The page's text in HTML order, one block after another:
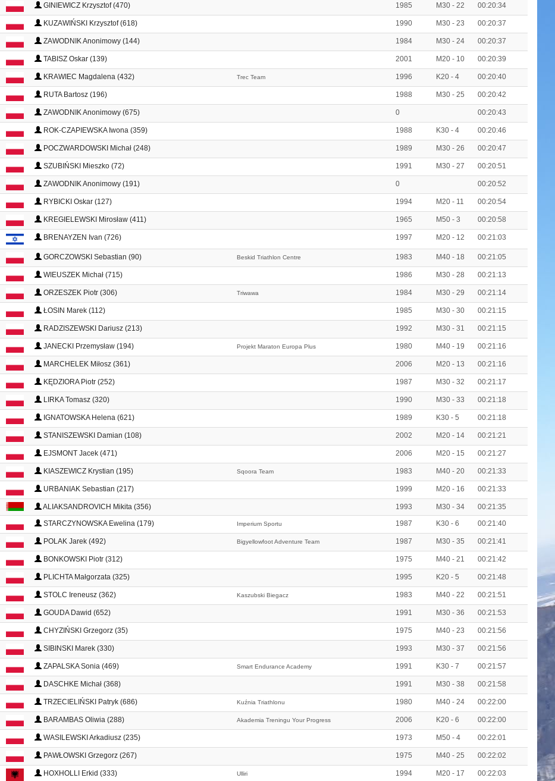
GINIEWICZ Krzysztof (470) 1985 M30 - 22 00:20:34
KUZAWIŃSKI Krzysztof (618) 1990 M30 - 23 00:20:37
ZAWODNIK Anonimowy (144) 1984 M30 - 24 00:20:37
TABISZ Oskar (139) 2001 M20 - 10 00:20:39
KRAWIEC Magdalena (432) Trec Team 1996 K20 - 4 00:20:40
RUTA Bartosz (196) 1988 M30 - 25 00:20:42
ZAWODNIK Anonimowy (675) 0 00:20:43
ROK-CZAPIEWSKA Iwona (359) 1988 K30 - 4 00:20:46
POCZWARDOWSKI Michał (248) 1989 M30 - 26 00:20:47
SZUBIŃSKI Mieszko (72) 1991 M30 - 27 00:20:51
ZAWODNIK Anonimowy (191) 0 00:20:52
RYBICKI Oskar (127) 1994 M20 - 11 00:20:54
KREGIELEWSKI Mirosław (411) 1965 M50 - 3 00:20:58
BRENAYZEN Ivan (726) 1997 M20 - 12 00:21:03
GORCZOWSKI Sebastian (90) Beskid Triathlon Centre 1983 M40 - 18 00:21:05
WIEUSZEK Michał (715) 1986 M30 - 28 00:21:13
ORZESZEK Piotr (306) Triwawa 1984 M30 - 29 00:21:14
ŁOSIN Marek (112) 1985 M30 - 30 00:21:15
RADZISZEWSKI Dariusz (213) 1992 M30 - 31 00:21:15
JANECKI Przemysław (194) Projekt Maraton Europa Plus 1980 M40 - 19 00:21:16
MARCHELEK Miłosz (361) 2006 M20 - 13 00:21:16
KĘDZIORA Piotr (252) 1987 M30 - 32 00:21:17
LIRKA Tomasz (320) 1990 M30 - 33 00:21:18
IGNATOWSKA Helena (621) 1989 K30 - 5 00:21:18
STANISZEWSKI Damian (108) 2002 M20 - 14 00:21:21
EJSMONT Jacek (471) 2006 M20 - 15 00:21:27
KIASZEWICZ Krystian (195) Sqoora Team 1983 M40 - 20 00:21:33
URBANIAK Sebastian (217) 1999 M20 - 16 00:21:33
ALIAKSANDROVICH Mikita (356) 1993 M30 - 34
00:21:35
STARCZYNOWSKA Ewelina (179) Imperium Sportu 1987 K30 - 6 00:21:40
POLAK Jarek (492) Bigyellowfoot Adventure Team 1987 M30 - 35 00:21:41
BONKOWSKI Piotr (312) 1975 M40 - 21 00:21:42
PLICHTA Małgorzata (325) 1995 K20 - 5 00:21:48
STOLC Ireneusz (362) Kaszubski Biegacz 1983 M40 - 22 00:21:51
GOUDA Dawid (652) 1991 M30 - 36 00:21:53
CHYZIŃSKI Grzegorz (35) 1975 M40 - 23 00:21:56
SIBINSKI Marek (330) 1993 M30 - 37 00:21:56
ZAPALSKA Sonia (469) Smart Endurance Academy 1991 K30 - 7 00:21:57
DASCHKE Michał (368) 1991 M30 - 38 00:21:58
TRZECIELIŃSKI Patryk (686) Kuźnia Triathlonu 1980 M40 - 24 00:22:00
BARAMBAS Oliwia (288) Akademia Treningu Your Progress 2006 K20 - 6 00:22:00
WASILEWSKI Arkadiusz (235) 1973 M50 - 4 00:22:01
PAWŁOWSKI Grzegorz (267) 1975 M40 - 25 00:22:02
HOXHOLLI Erkid (333) Ulliri 1994 M20 - 17 00:22:03